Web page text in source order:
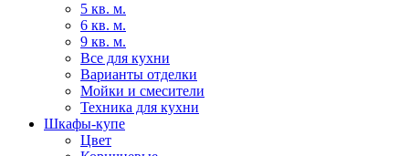
5 кв. м.
6 кв. м.
9 кв. м.
Все для кухни
Варианты отделки
Мойки и смесители
Техника для кухни
Шкафы-купе
Цвет